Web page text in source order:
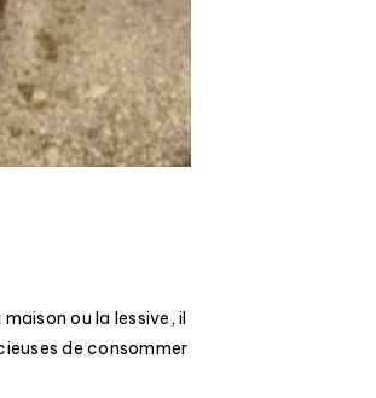
ou la lessive, il
de consommer